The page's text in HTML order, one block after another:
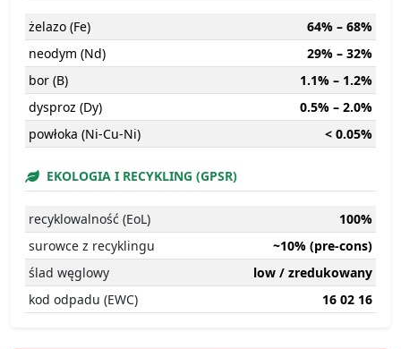
żelazo (Fe)
64% – 68%
neodym (Nd)
29% – 32%
bor (B)
1.1% – 1.2%
dysproz (Dy)
0.5% – 2.0%
powłoka (Ni-Cu-Ni)
< 0.05%
EKOLOGIA I RECYKLING (GPSR)
recyklowalność (EoL)
100%
surowce z recyklingu
~10% (pre-cons)
ślad węglowy
low / zredukowany
kod odpadu (EWC)
16 02 16